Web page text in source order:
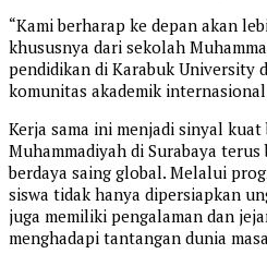
“Kami berharap ke depan akan
khususnya dari sekolah
pendidikan di Karabuk University
komunitas akademik
Kerja sama ini menjadi sinyal kuat
Muhammadiyah di Surabaya
berdaya saing global. Melalui
siswa tidak hanya dipersiapkan
juga memiliki pengalaman dan
menghadapi tantangan dunia